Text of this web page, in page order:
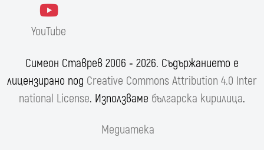
YouTube
Симеон Ставрев 2006 ‐ 2026. Съдържанието е
лицензирано под Creative Commons Attribution 4.0 Inter
national License. Използваме българска кирилица.
Медиатека